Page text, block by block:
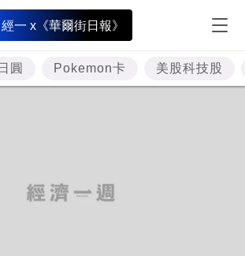
經一 x《華爾街日報》
日圓 Pokemon卡 美股科技股